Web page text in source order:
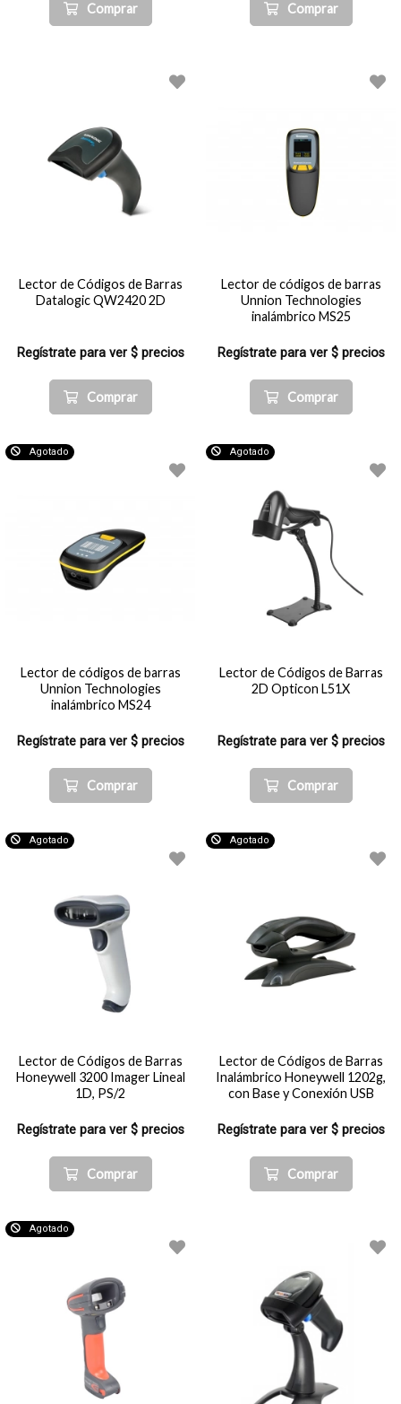
Comprar Comprar
Lector de Códigos de Barras
Datalogic QW2420 2D
Regístrate para ver $ precios
Comprar
Lector de códigos de barras
Unnion Technologies
inalámbrico MS25
Regístrate para ver $ precios
Comprar
Agotado
Lector de códigos de barras
Unnion Technologies
inalámbrico MS24
Regístrate para ver $ precios
Comprar
Agotado
Lector de Códigos de Barras
2D Opticon L51X
Regístrate para ver $ precios
Comprar
Agotado
Lector de Códigos de Barras
Honeywell 3200 Imager Lineal
1D, PS/2
Regístrate para ver $ precios
Comprar
Agotado
Lector de Códigos de Barras
Inalámbrico Honeywell 1202g,
con Base y Conexión USB
Regístrate para ver $ precios
Comprar
Agotado